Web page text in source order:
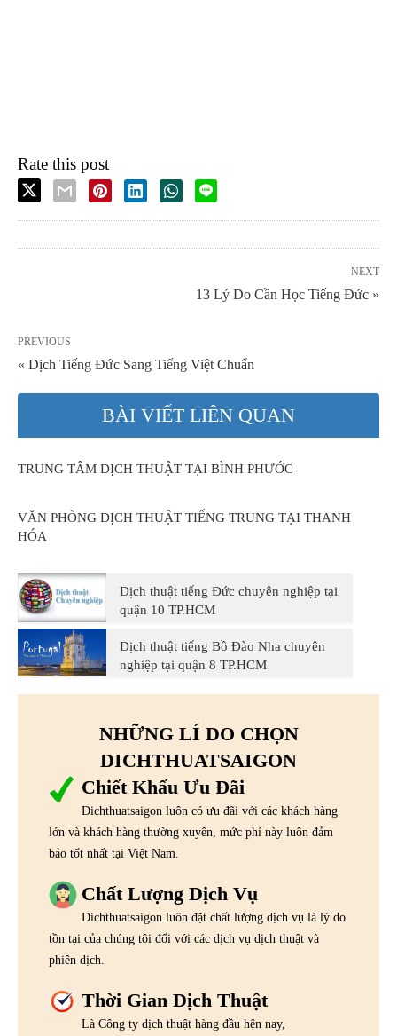
Rate this post
NEXT
13 Lý Do Cần Học Tiếng Đức »
PREVIOUS
« Dịch Tiếng Đức Sang Tiếng Việt Chuẩn
BÀI VIẾT LIÊN QUAN
TRUNG TÂM DỊCH THUẬT TẠI BÌNH PHƯỚC
VĂN PHÒNG DỊCH THUẬT TIẾNG TRUNG TẠI THANH
HÓA
Dịch thuật tiếng Đức chuyên nghiệp tại
quận 10 TP.HCM
Dịch thuật tiếng Bồ Đào Nha chuyên
nghiệp tại quận 8 TP.HCM
NHỮNG LÍ DO CHỌN
DICHTHUATSAIGON
Chiết Khấu Ưu Đãi
Dichthuatsaigon luôn có ưu đãi với các khách hàng
lớn và khách hàng thường xuyên, mức phí này luôn đảm
bảo tốt nhất tại Việt Nam.
Chất Lượng Dịch Vụ
Dichthuatsaigon luôn đặt chất lượng dịch vụ là lý do
tồn tại của chúng tôi đối với các dịch vụ dịch thuật và
phiên dịch.
Thời Gian Dịch Thuật
Là Công ty dịch thuật hàng đầu hện nay,